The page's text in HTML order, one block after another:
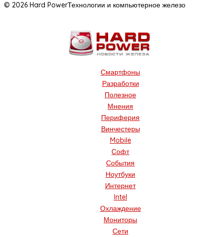
© 2026 Hard PowerТехнологии и компьютерное железо
Смартфоны
Разработки
Полезное
Мнения
Периферия
Винчестеры
Mobile
Софт
События
Ноутбуки
Интернет
Intel
Охлаждение
Мониторы
Сети